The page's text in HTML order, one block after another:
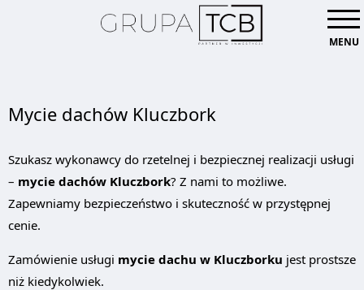
MENU
Mycie dachów Kluczbork
Szukasz wykonawcy do rzetelnej i bezpiecznej realizacji usługi
– mycie dachów Kluczbork? Z nami to możliwe.
Zapewniamy bezpieczeństwo i skuteczność w przystępnej
cenie.
Zamówienie usługi mycie dachu w Kluczborku jest prostsze
niż kiedykolwiek.